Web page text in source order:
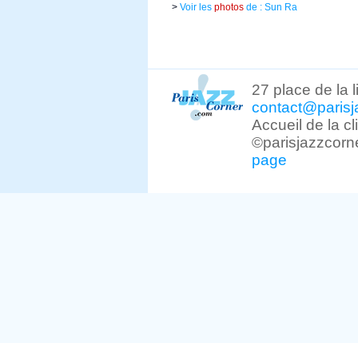
> Voir les photos de : Sun Ra
27 place de la
Accueil de la
page